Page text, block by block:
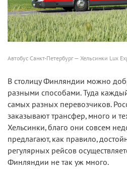
Автобус Санкт-Петербург — Хельсинки Lux
В столицу Финляндии можно
разными способами. Туда
самых разных перевозчиков.
заказывают трансфер, много и
Хельсинки, благо они совсем
предлагают, как правило,
регулярных рейсов
Финляндии не так уж много.